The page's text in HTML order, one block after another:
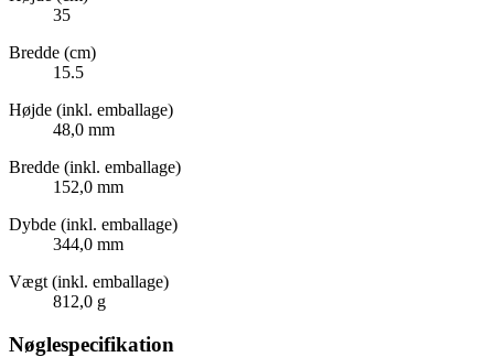
35
Bredde (cm)
15.5
Højde (inkl. emballage)
48,0 mm
Bredde (inkl. emballage)
152,0 mm
Dybde (inkl. emballage)
344,0 mm
Vægt (inkl. emballage)
812,0 g
Nøglespecifikation